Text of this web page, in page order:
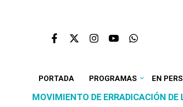
PORTADA PROGRAMAS EN
MOVIMIENTO DE ERRADICACIÓN